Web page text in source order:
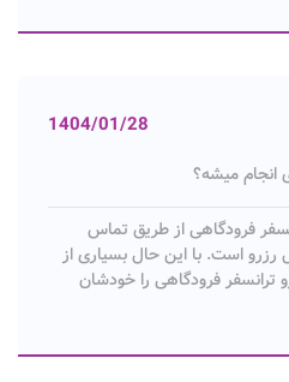
1404/01/28
انجام میشه؟
فرودگاهی از طریق تماس
رزرو است. با این حال بسیاری از
فرودگاهی را خودشان